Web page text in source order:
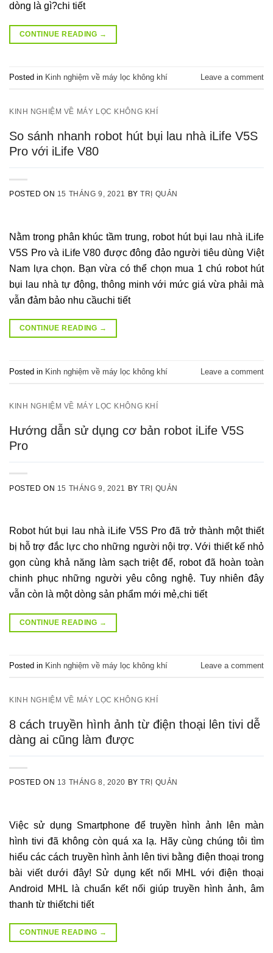
dòng là gì?chi tiết
CONTINUE READING →
Posted in Kinh nghiệm về máy lọc không khí Leave a comment
KINH NGHIỆM VỀ MÁY LỌC KHÔNG KHÍ
So sánh nhanh robot hút bụi lau nhà iLife V5S
Pro với iLife V80
POSTED ON 15 THÁNG 9, 2021 BY TRỊ QUẢN
Nằm trong phân khúc tầm trung, robot hút bụi lau nhà iLife
V5S Pro và iLife V80 được đông đảo người tiêu dùng Việt
Nam lựa chọn. Bạn vừa có thể chọn mua 1 chú robot hút
bụi lau nhà tự động, thông minh với mức giá vừa phải mà
vẫn đảm bảo nhu cầuchi tiết
CONTINUE READING →
Posted in Kinh nghiệm về máy lọc không khí Leave a comment
KINH NGHIỆM VỀ MÁY LỌC KHÔNG KHÍ
Hướng dẫn sử dụng cơ bản robot iLife V5S
Pro
POSTED ON 15 THÁNG 9, 2021 BYTRỊ QUẢN
Robot hút bụi lau nhà iLife V5S Pro đã trở thành một thiết
bị hỗ trợ đắc lực cho những người nội trợ. Với thiết kế nhỏ
gọn cùng khả năng làm sạch triệt để, robot đã hoàn toàn
chinh phục những người yêu công nghệ. Tuy nhiên đây
vẫn còn là một dòng sản phẩm mới mẻ,chi tiết
CONTINUE READING →
Posted in Kinh nghiệm về máy lọc không khí Leave a comment
KINH NGHIỆM VỀ MÁY LỌC KHÔNG KHÍ
8 cách truyền hình ảnh từ điện thoại lên tivi dễ
dàng ai cũng làm được
POSTED ON 13 THÁNG 8, 2020 BYTRỊ QUẢN
Việc sử dụng Smartphone để truyền hình ảnh lên màn
hình tivi đã không còn quá xa lạ. Hãy cùng chúng tôi tìm
hiểu các cách truyền hình ảnh lên tivi bằng điện thoại trong
bài viết dưới đây! Sử dụng kết nối MHL với điện thoại
Android MHL là chuẩn kết nối giúp truyền hình ảnh, âm
thanh từ thiếtchi tiết
CONTINUE READING →